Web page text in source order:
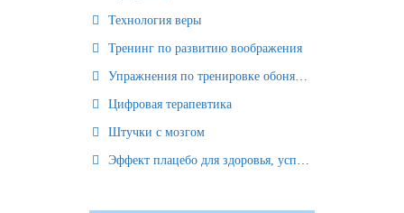
Технология веры
Тренинг по развитию воображения
Упражнения по тренировке обоняния
Цифровая терапевтика
Штучки с мозгом
Эффект плацебо для здоровья, успеха и отношений